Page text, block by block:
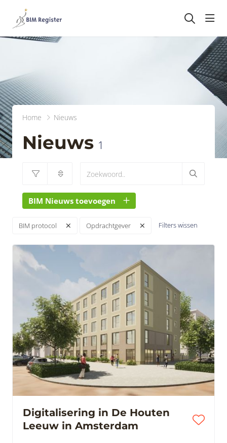
Home Nieuws
Nieuws 1
BIM Nieuws toevoegen
BIM protocol Opdrachtgever Filters wissen
Digitalisering in De Houten
Leeuw in Amsterdam